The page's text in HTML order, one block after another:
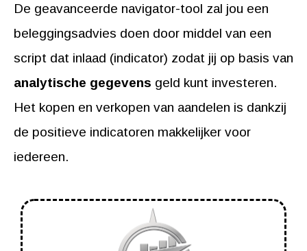
De geavanceerde navigator-tool zal jou een
beleggingsadvies doen door middel van een
script dat inlaad (indicator) zodat jij op basis van
analytische gegevens geld kunt investeren.
Het kopen en verkopen van aandelen is dankzij
de positieve indicatoren makkelijker voor
iedereen.